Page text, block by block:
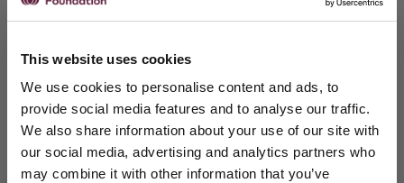
This website uses cookies
We use cookies to personalise content and ads, to
provide social media features and to analyse our traffic.
We also share information about your use of our site with
our social media, advertising and analytics partners who
may combine it with other information that you’ve
De effectiviteit van probiotica bij antibiotica hangt
Lactobacillus rhamnosus GG is een dosering van 2
probiotica valt in het algemeen een hogere dosering
aan te raden. Dosis-effectstudies tonen namelijk
aan dat het risico op antibioticageïnduceerde
diarree kleiner wordt vanaf minimaal 5 miljard KVE